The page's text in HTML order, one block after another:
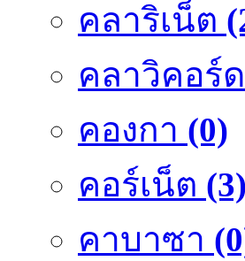
คลาริเน็ต
คลาวิคอร์ด
คองกา (0)
คอร์เน็ต (3)
คาบาซา